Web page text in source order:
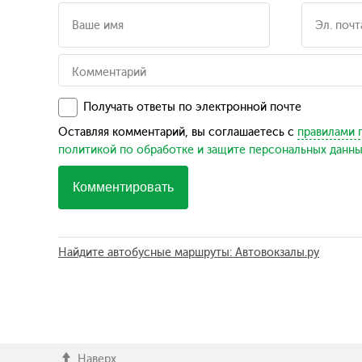
Получать ответы по электронной почте
Оставляя комментарий, вы соглашаетесь с правилами
политикой по обработке и защите персональных
Комментировать
Найдите автобусные маршруты: Автовокзалы.ру
Наверх